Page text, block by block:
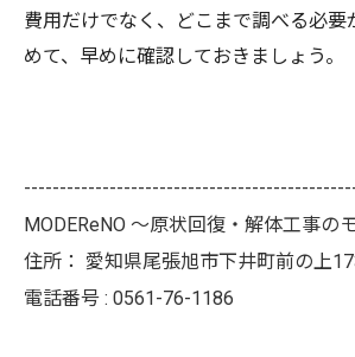
費用だけでなく、どこまで調べる必要
めて、早めに確認しておきましょう。
MODEReNO ～原状回復・解体工事の
住所： 愛知県尾張旭市下井町前の上
電話番号 : 0561-76-1186